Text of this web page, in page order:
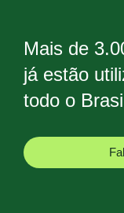
Mais de
já estão
todo o